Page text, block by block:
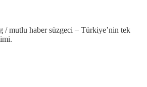
/ mutlu haber süzgeci – Türkiye’nin tek